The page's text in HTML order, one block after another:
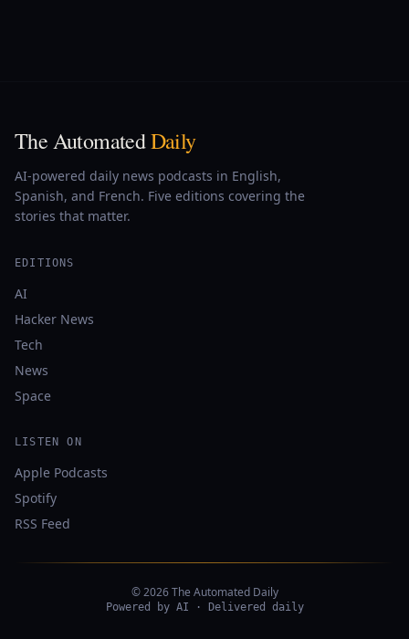
The AutomatedDaily
AI-powered daily news podcasts in English,
Spanish, and French. Five editions covering the
stories that matter.
EDITIONS
AI
Hacker News
Tech
News
Space
LISTEN ON
Apple Podcasts
Spotify
RSS Feed
© 2026 The Automated Daily
Powered by AI · Delivered daily